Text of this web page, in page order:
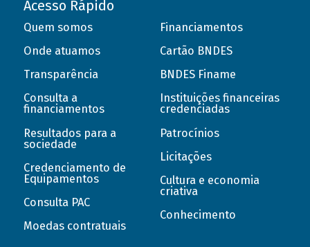
Acesso Rápido
Quem somos
Onde atuamos
Transparência
Consulta a
financiamentos
Resultados para a
sociedade
Credenciamento de
Equipamentos
Consulta PAC
Moedas contratuais
Financiamentos
Cartão BNDES
BNDES Finame
Instituições financeiras
credenciadas
Patrocínios
Licitações
Cultura e economia
criativa
Conhecimento